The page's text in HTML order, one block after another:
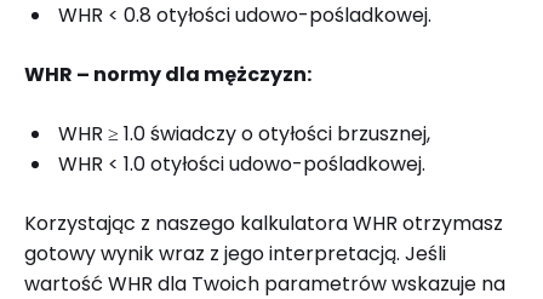
WHR < 0.8 otyłości udowo-pośladkowej.
WHR – normy dla mężczyzn:
WHR ≥ 1.0 świadczy o otyłości brzusznej,
WHR < 1.0 otyłości udowo-pośladkowej.
Korzystając z naszego kalkulatora WHR otrzymasz
gotowy wynik wraz z jego interpretacją. Jeśli
wartość WHR dla Twoich parametrów wskazuje na